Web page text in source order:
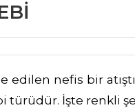
nefis bir
türüdür. İşte renkli